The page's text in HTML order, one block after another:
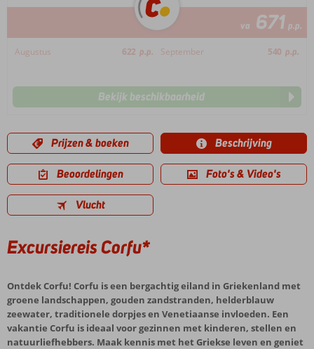
va 671 p.p.
Augustus 622 p.p. September 540 p.p.
Bekijk beschikbaarheid
Prijzen & boeken Beschrijving
Beoordelingen Foto's & Video's
Vlucht
Excursiereis Corfu*
Ontdek Corfu! Corfu is een bergachtig eiland in Griekenland met
groene landschappen, gouden zandstranden, helderblauw
zeewater, traditionele dorpjes en Venetiaanse invloeden. Een
vakantie Corfu is ideaal voor gezinnen met kinderen, stellen en
natuurliefhebbers. Maak kennis met het Griekse leven en geniet